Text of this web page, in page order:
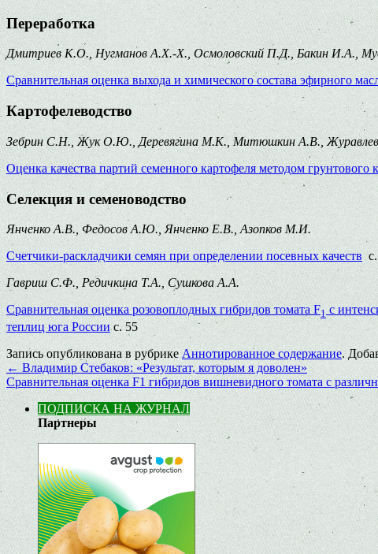
Переработка
Дмитриев К.О., Нугманов А.Х.-Х., Осмоловский П.Д., Бакин И.А.,
Сравнительная оценка выхода и химического состава эфирного
Картофелеводство
Зебрин С.Н., Жук О.Ю., Деревягина М.К., Митюшкин А.В., Журавлев
Оценка качества партий семенного картофеля методом грунтового
Селекция и семеноводство
Янченко А.В., Федосов А.Ю., Янченко Е.В., Азопков М.И.
Счетчики-раскладчики семян при определении посевных качествс.
Гавриш С.Ф., Редичкина Т.А., Сушкова А.А.
Сравнительная оценка розовоплодных гибридов томата F1 с
теплиц юга Россиис. 55
Запись опубликована в рубрике Аннотированное содержание.
← Владимир Стебаков: «Результат, которым я доволен»
Сравнительная оценка F1 гибридов вишневидного томата с
ПОДПИСКА НА ЖУРНАЛ
Партнеры